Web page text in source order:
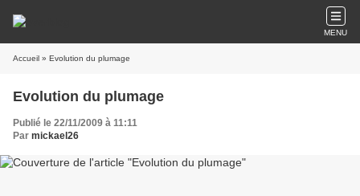
MENU
Accueil » Evolution du plumage
Evolution du plumage
Publié le 22/11/2009 à 11:11
Par mickael26